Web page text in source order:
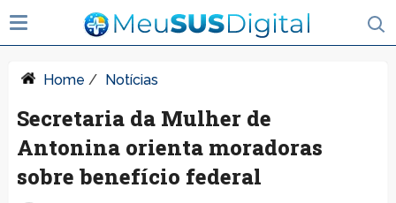
Home / Notícias
Secretaria da Mulher de
Antonina orienta moradoras
sobre benefício federal